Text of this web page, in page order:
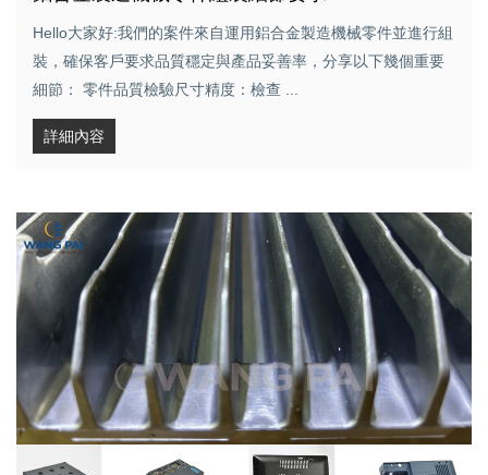
Hello大家好:我們的案件來自運用鋁合金製造機械零件並進行組
裝，確保客戶要求品質穩定與產品妥善率，分享以下幾個重要
細節： 零件品質檢驗尺寸精度：檢查 ...
詳細內容